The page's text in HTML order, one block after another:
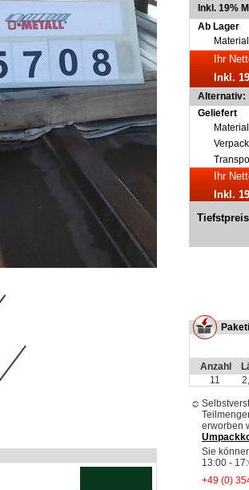
Inkl. 19%
Ab Lager
Material
Ihr
Inkl.
Alternativ:
Geliefert
Material
Ihr
Inkl.
Tiefstpreis
Anzahl
11
erworben
Sie
13:00 -
+49 (0)